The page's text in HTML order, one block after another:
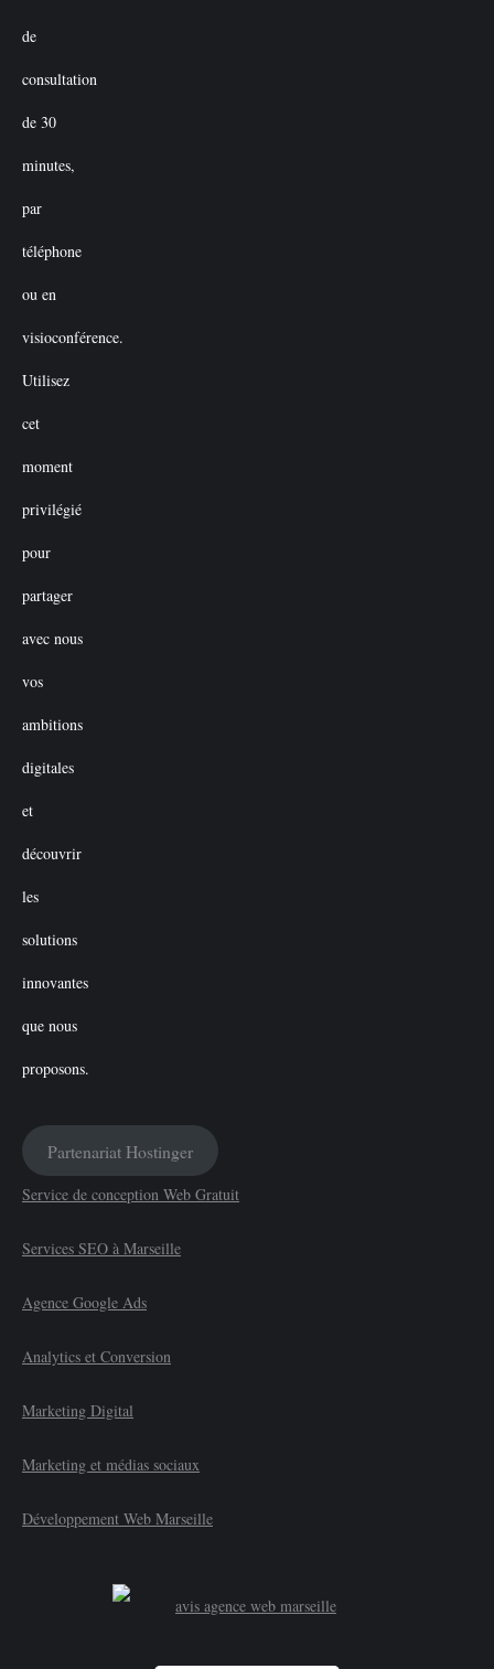
Partenariat Hostinger
Service de conception Web Gratuit
Services SEO à Marseille
Agence Google Ads
Analytics et Conversion
Marketing Digital
Marketing et médias sociaux
Développement Web Marseille